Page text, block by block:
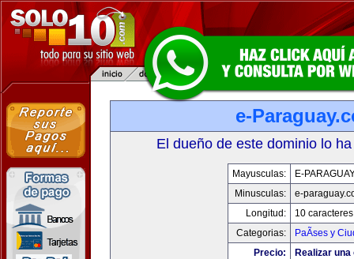
e-
El dueño de este dominio lo
Mayusculas:
E-
Minusculas:
e-
Longitud:
10 caracteres
Categorias:
PaÃ­ses y
Precio:
Realizar